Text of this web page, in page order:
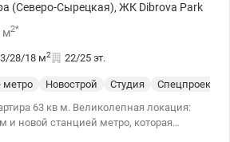
(Северо-Сырецкая), ЖК Dibrova Park
м2*
28/18 м2 22/25 эт.
метро Новострой Студия Спецпроект
63 кв м. Великолепная локация:
новой станцией метро, ​​которая